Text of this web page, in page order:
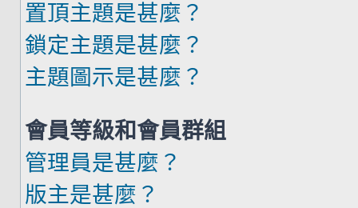
置頂主題是甚麼？
鎖定主題是甚麼？
主題圖示是甚麼？
會員等級和會員群組
管理員是甚麼？
版主是甚麼？